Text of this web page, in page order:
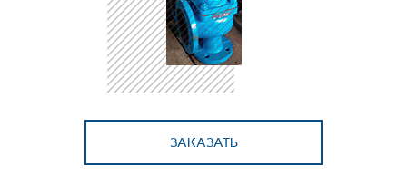
ЗАКАЗАТЬ